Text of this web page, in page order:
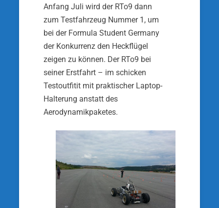
Anfang Juli wird der RTo9 dann
zum Testfahrzeug Nummer 1, um
bei der Formula Student Germany
der Konkurrenz den Heckflügel
zeigen zu können. Der RTo9 bei
seiner Erstfahrt – im schicken
Testoutfitit mit praktischer Laptop-
Halterung anstatt des
Aerodynamikpaketes.